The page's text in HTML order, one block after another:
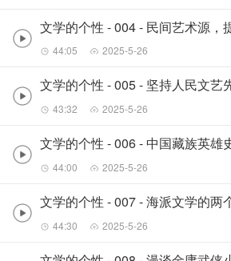
44:05 2025-5-26
43:32 2025-5-26
44:00 2025-5-26
44:30 2025-5-26